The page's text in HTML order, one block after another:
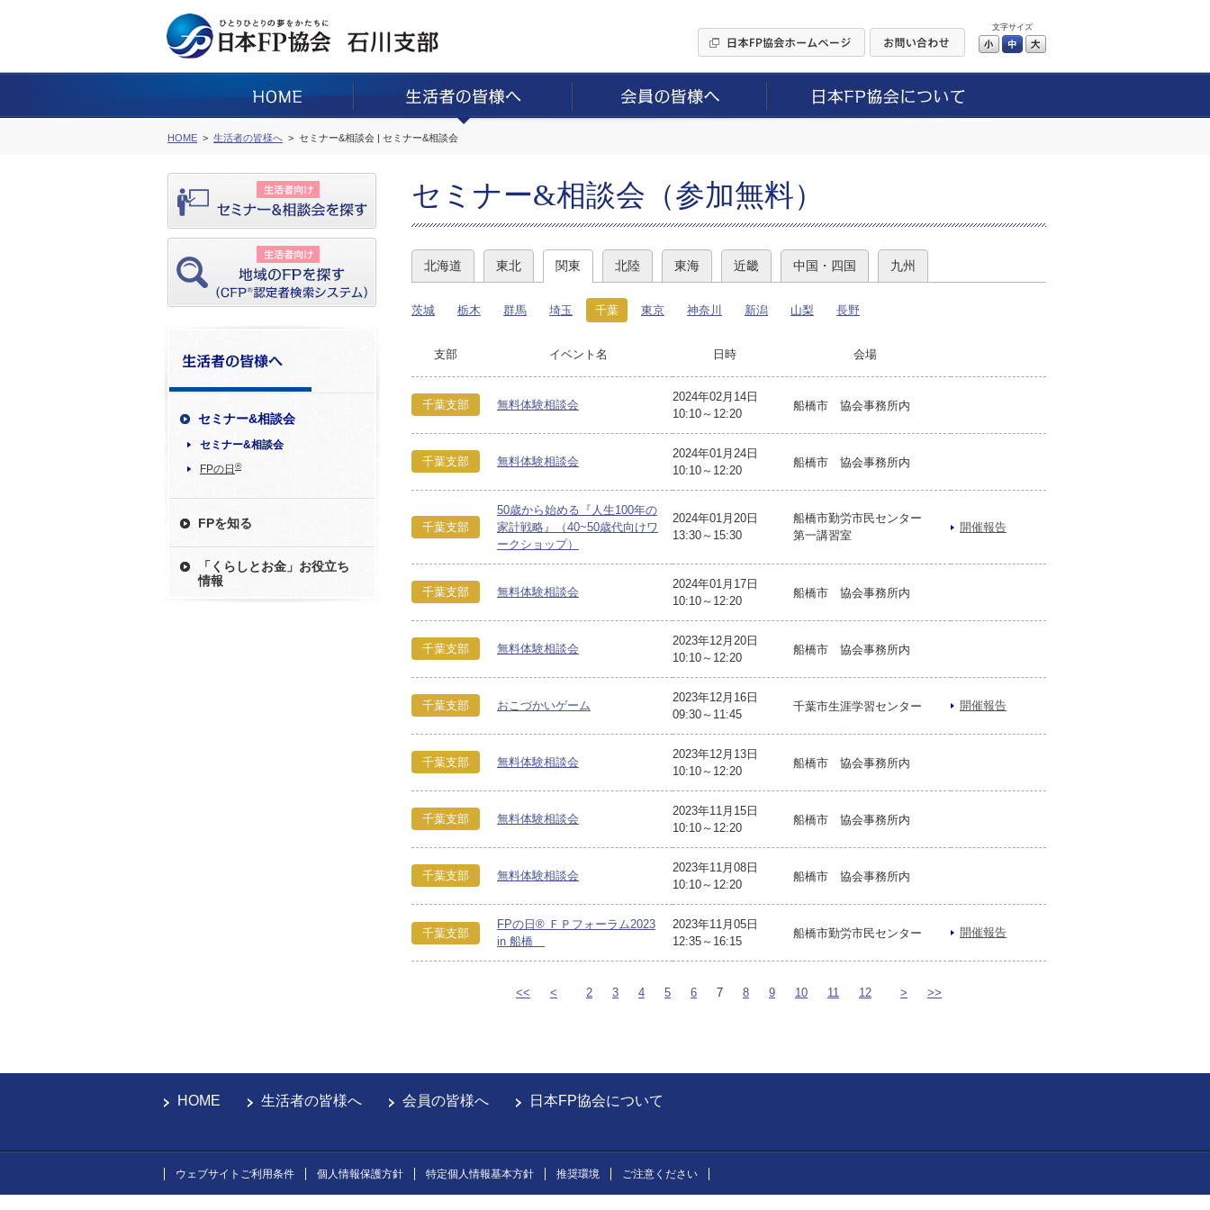
文字サイズ
小 中
HOME 生活者の皆様へ セミナー&相談会 | セミナー&相談会
セミナー&相談会
セミナー&相談会
FPの日 ®
FPを知る
「くらしとお金」お役立ち
情報
セミナー&相談会（参加無料）
北海道 東北 関東 北陸 東海 近畿 中国・四国 九州
茨城 栃木 群馬 埼玉 千葉 東京 神奈川 新潟 山梨 長野
支部 イベント名 日時 会場
千葉支部 無料体験相談会
2024年02月14日
10:10～12:20
船橋市 協会事務所内
千葉支部 無料体験相談会
2024年01月24日
10:10～12:20
船橋市 協会事務所内
千葉支部
50歳から始める『人生100年の
家計戦略』（40~50歳代向けワ
ークショップ）
2024年01月20日
13:30～15:30
船橋市勤労市民センター
第一講習室
開催報告
千葉支部 無料体験相談会
2024年01月17日
10:10～12:20
船橋市 協会事務所内
千葉支部 無料体験相談会
2023年12月20日
10:10～12:20
船橋市 協会事務所内
千葉支部 おこづかいゲーム
2023年12月16日
09:30～11:45
千葉市生涯学習センター 開催報告
千葉支部 無料体験相談会
2023年12月13日
10:10～12:20
船橋市 協会事務所内
千葉支部 無料体験相談会
2023年11月15日
10:10～12:20
船橋市 協会事務所内
千葉支部 無料体験相談会
2023年11月08日
10:10～12:20
船橋市 協会事務所内
千葉支部
FPの日® ＦＰフォーラム2023
in 船橋
2023年11月05日
12:35～16:15
船橋市勤労市民センター 開催報告
<< < 2 3 4 5 6 7 8 9 10 11 12 > >>
HOME 生活者の皆様へ 会員の皆様へ 日本FP協会について
ウェブサイトご利用条件 個人情報保護方針 特定個人情報基本方針 推奨環境 ご注意ください